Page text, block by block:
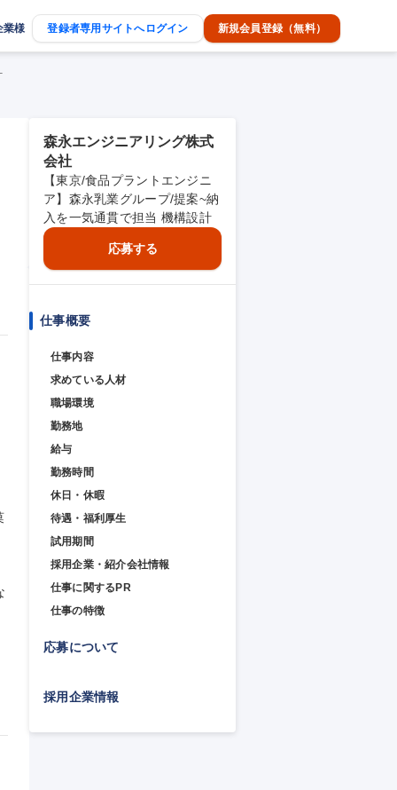
業様 登録者専用サイトへログイン 新規会員登録（無料）
森永エンジニアリング株式
会社
【東京/食品プラントエンジニ
ア】森永乳業グループ/提案~納
入を一気通貫で担当 機構設計
応募する
仕事概要
仕事内容
求めている人材
職場環境
勤務地
給与
勤務時間
休日・休暇
待遇・福利厚生
試用期間
採用企業・紹介会社情報
仕事に関するPR
仕事の特徴
応募について
採用企業情報